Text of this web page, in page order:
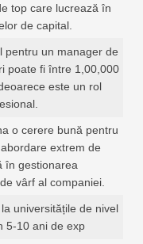
top care lucrează în
de capital.
pentru un manager de
poate fi între 1,00,000
este un rol
o cerere bună pentru
extrem de
în gestionarea
vârf al companiei.
la universitățile de nivel
5-10 ani de exp